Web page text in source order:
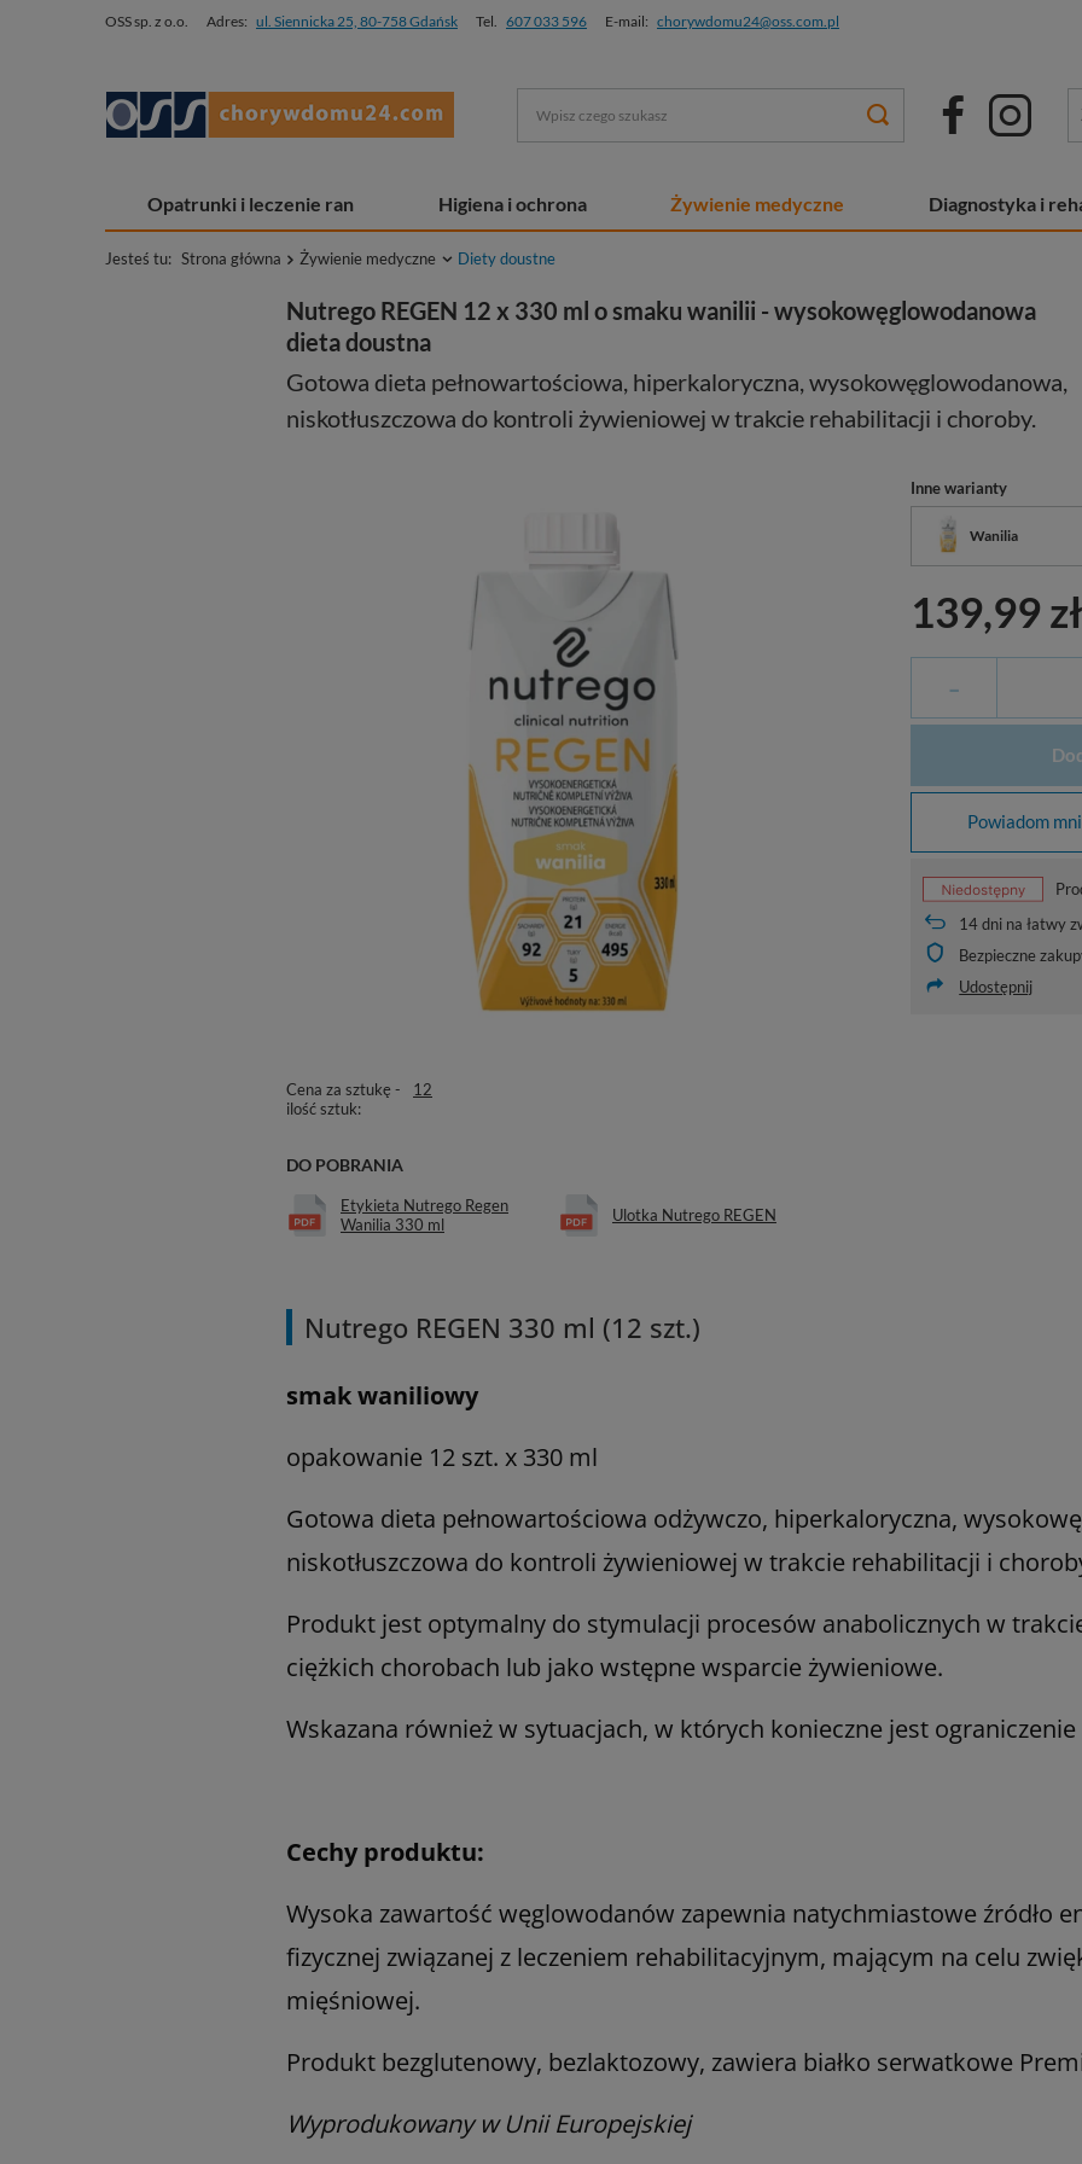
OSS sp. z o.o. Adres: ul. Siennicka 25, 80-758 Gdańsk Tel. 607 033 596 E-mail: chorywdomu24@oss.com.pl
Opatrunki i leczenie ran Higiena i ochrona Żywienie medyczne Diagnostyka i
Jesteś tu: Strona główna Żywienie medyczne Diety doustne
Cena za sztukę -
ilość sztuk
12
Nutrego REGEN 12 x 330 ml o smaku wanilii - wysokowęglowodanowa
dieta doustna
Gotowa dieta pełnowartościowa, hiperkaloryczna, wysokowęglowodanowa,
niskotłuszczowa do kontroli żywieniowej w trakcie rehabilitacji i choroby.
Inne warianty
Wanilia
139,99 zł
-
Powiadom
14dni na łatwy
Bezpieczne
Udostępnij
DO POBRANIA
Etykieta Nutrego Regen
Wanilia 330 ml
Ulotka Nutrego REGEN
Nutrego REGEN 330 ml (12 szt.)
smak waniliowy
opakowanie 12 szt. x 330 ml
Gotowa dieta pełnowartościowa odżywczo, hiperkaloryczna,
niskotłuszczowa do kontroli żywieniowej w trakcie rehabilitacji i
Produkt jest optymalny do stymulacji procesów anabolicznych w
ciężkich chorobach lub jako wstępne wsparcie żywieniowe.
Wskazana również w sytuacjach, w których konieczne jest ograniczenie
Cechy produktu:
Wysoka zawartość węglowodanów zapewnia natychmiastowe źródło
fizycznej związanej z leczeniem rehabilitacyjnym, mającym na celu
mięśniowej.
Produkt bezglutenowy, bezlaktozowy, zawiera białko serwatkowe
Wyprodukowany w Unii Europejskiej